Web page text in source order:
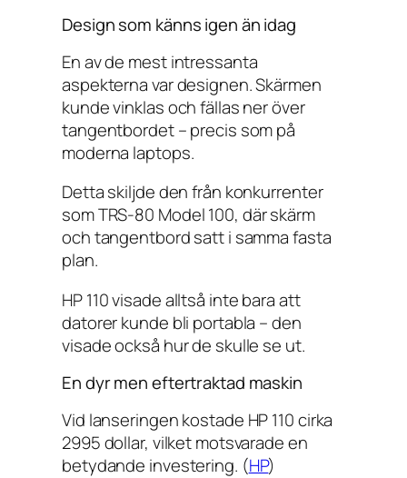
Design som känns igen än idag
En av de mest intressanta
aspekterna var designen. Skärmen
kunde vinklas och fällas ner över
tangentbordet – precis som på
moderna laptops.
Detta skiljde den från konkurrenter
som TRS-80 Model 100, där skärm
och tangentbord satt i samma fasta
plan.
HP 110 visade alltså inte bara att
datorer kunde bli portabla – den
visade också hur de skulle se ut.
En dyr men eftertraktad maskin
Vid lanseringen kostade HP 110 cirka
2995 dollar, vilket motsvarade en
betydande investering. (HP)